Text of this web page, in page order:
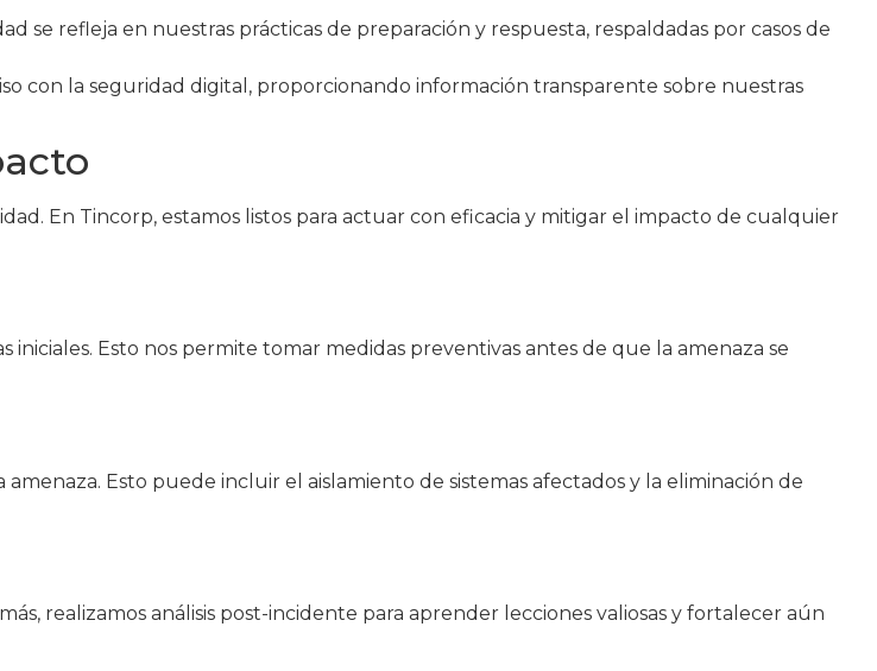
se refleja en nuestras prácticas de preparación y respuesta, respaldadas por casos de
con la seguridad digital, proporcionando información transparente sobre nuestras
En Tincorp, estamos listos para actuar con eficacia y mitigar el impacto de cualquier
Esto nos permite tomar medidas preventivas antes de que la amenaza se
Esto puede incluir el aislamiento de sistemas afectados y la eliminación de
realizamos análisis post-incidente para aprender lecciones valiosas y fortalecer aún